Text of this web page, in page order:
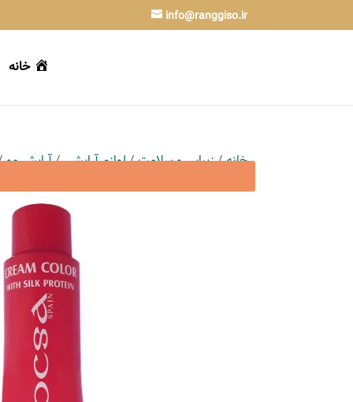
info@ranggiso.ir
خانه
خانه/زیبایی و سلامت/لوازم آرایشی/آرایش مو